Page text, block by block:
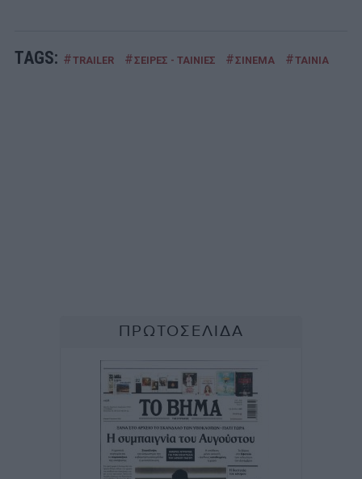
TAGS: #TRAILER #ΣΕΙΡΕΣ - ΤΑΙΝΙΕΣ #ΣΙΝΕΜΑ #ΤΑΙΝΙΑ